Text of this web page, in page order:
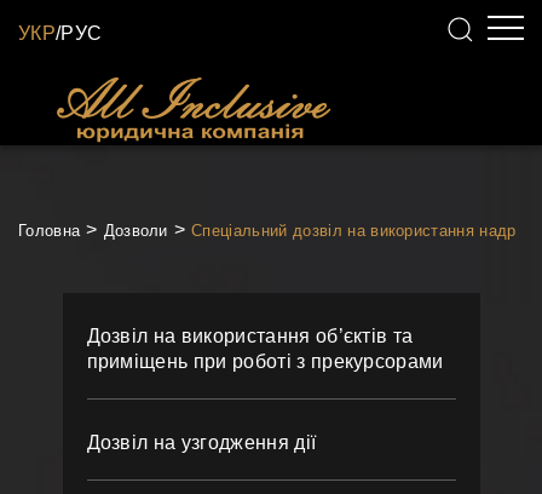
УКР/РУС
Головна Дозволи Спеціальний дозвіл на використання надр
Дозвіл на використання об’єктів та
приміщень при роботі з прекурсорами
Дозвіл на узгодження дії